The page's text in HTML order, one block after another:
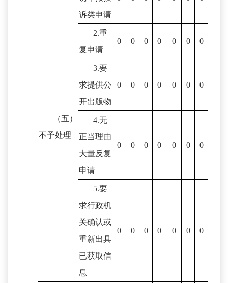
（五）
不予处理
诉类申请
2.重
复申请
0 0 0 0 0 0 0
3.要
求提供公
开出版物
0 0 0 0 0 0 0
4.无
正当理由
大量反复
申请
0 0 0 0 0 0 0
5.要
求行政机
关确认或
重新出具
已获取信
息
0 0 0 0 0 0 0